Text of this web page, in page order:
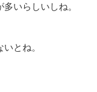
いらしいしね。
とね。